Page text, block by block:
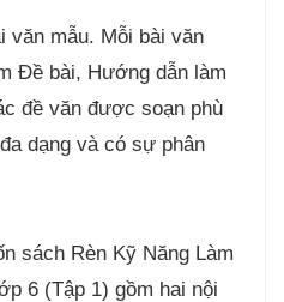
văn mẫu. Mỗi bài văn
Đề bài, Hướng dẫn làm
đề văn được soạn phù
dạng và có sự phân
sách Rèn Kỹ Năng Làm
6 (Tập 1) gồm hai nội